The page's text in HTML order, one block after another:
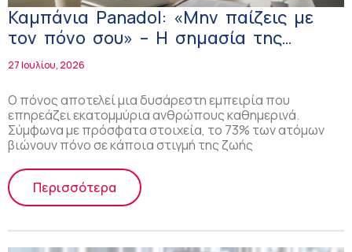
Καμπάνια Panadol: «Μην παίζεις με
τον πόνο σου» – Η σημασία της
υπεύθυνης διαχείρισης του πόνου και
27 Ιουλίου, 2026
Ο πόνος αποτελεί μια δυσάρεστη εμπειρία που
επηρεάζει εκατομμύρια ανθρώπους καθημερινά.
Σύμφωνα με πρόσφατα στοιχεία, το 73% των ατόμων
βιώνουν πόνο σε κάποια στιγμή της ζωής
Περισσότερα